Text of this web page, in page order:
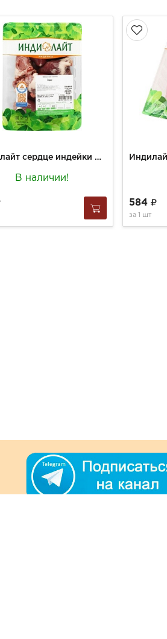
Индилайт сердце индейки охл. 0,5кг
В наличии!
584
за 1 шт